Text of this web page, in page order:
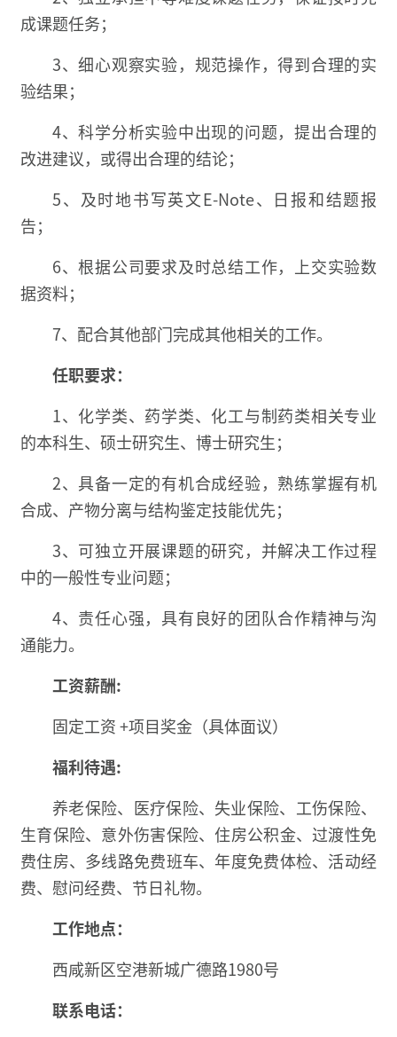
成课题任务；
3、细心观察实验，规范操作，得到合理的实
验结果；
4、科学分析实验中出现的问题，提出合理的
改进建议，或得出合理的结论；
5、及时地书写英文E-Note、日报和结题报
告；
6、根据公司要求及时总结工作，上交实验数
据资料；
7、配合其他部门完成其他相关的工作。
任职要求：
1、化学类、药学类、化工与制药类相关专业
的本科生、硕士研究生、博士研究生；
2、具备一定的有机合成经验，熟练掌握有机
合成、产物分离与结构鉴定技能优先；
3、可独立开展课题的研究，并解决工作过程
中的一般性专业问题；
4、责任心强，具有良好的团队合作精神与沟
通能力。
工资薪酬:
固定工资 +项目奖金（具体面议）
福利待遇:
养老保险、医疗保险、失业保险、工伤保险、
生育保险、意外伤害保险、住房公积金、过渡性免
费住房、多线路免费班车、年度免费体检、活动经
费、慰问经费、节日礼物。
工作地点：
西咸新区空港新城广德路1980号
联系电话：